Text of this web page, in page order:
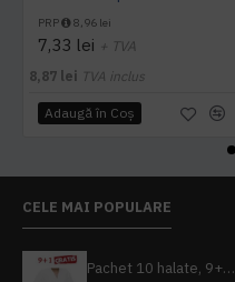
PRP 8,96 lei
7,33 lei + TVA
8,87 lei TVA inclus
Adaugă în Coş
CELE MAI POPULARE
Pachet 10 halate, 9+1 gratuit